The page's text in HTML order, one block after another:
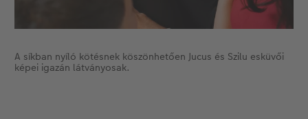
A síkban nyíló kötésnek köszönhetően Jucus és Szilu esküvői
képei igazán látványosak.